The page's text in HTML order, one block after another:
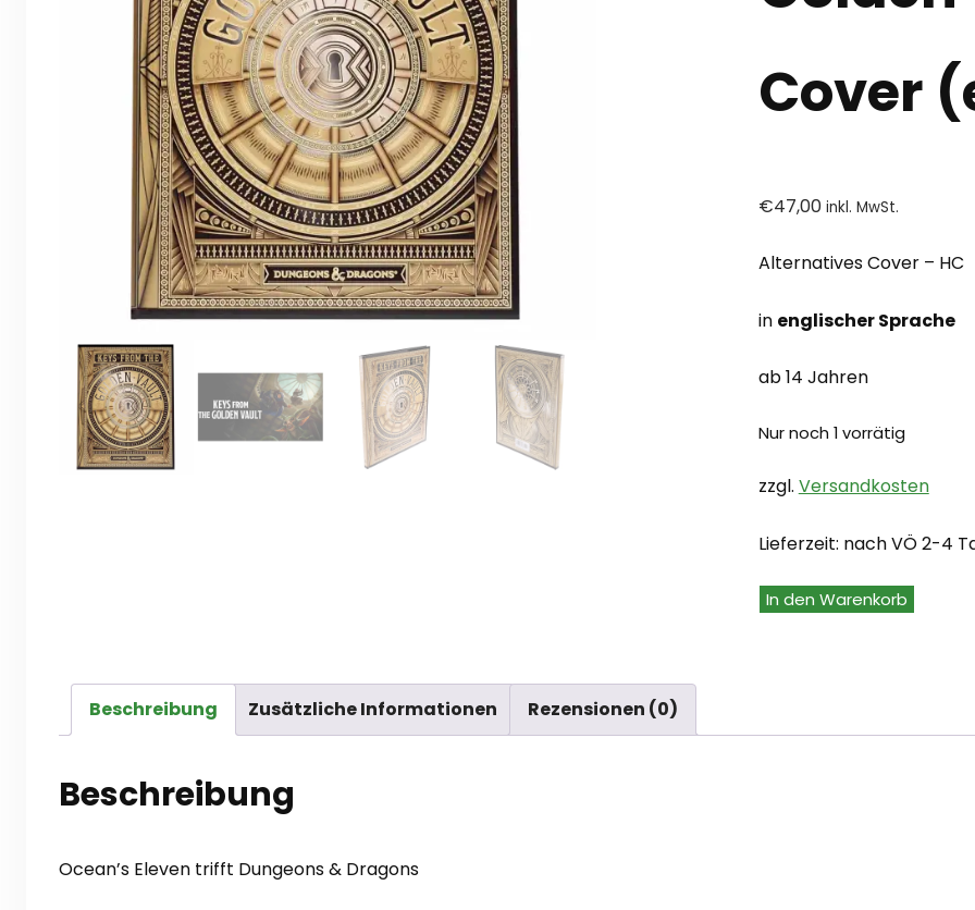
Cover
€47,00 inkl. MwSt.
Alternatives Cover – HC
in englischer Sprache
ab 14 Jahren
Nur noch 1 vorrätig
zzgl. Versandkosten
Lieferzeit: nach VÖ 2-4
D&D
Golden
In den Warenkorb
Beschreibung Zusätzliche Informationen Rezensionen (0)
Beschreibung
Ocean’s Eleven trifft Dungeons & Dragons